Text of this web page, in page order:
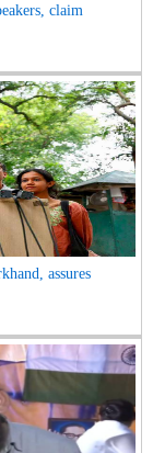
claim
assures